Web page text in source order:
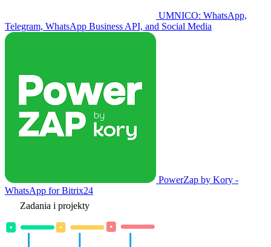
UMNICO: WhatsApp,
Telegram, WhatsApp Business API, and Social Media
PowerZap by Kory -
WhatsApp for Bitrix24
Zadania i projekty